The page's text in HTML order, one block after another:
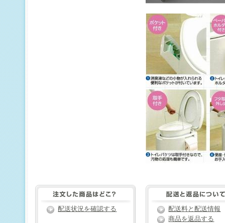
配送状況を確認する
配送料と配送情報
商品を返品する